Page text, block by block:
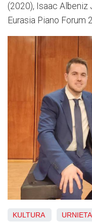
(2020), Isaac Albeniz
Eurasia Piano Forum
KULTURA URNIETA